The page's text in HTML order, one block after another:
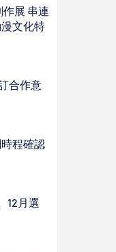
展 串連
文化特
合作意
程確認
12月選